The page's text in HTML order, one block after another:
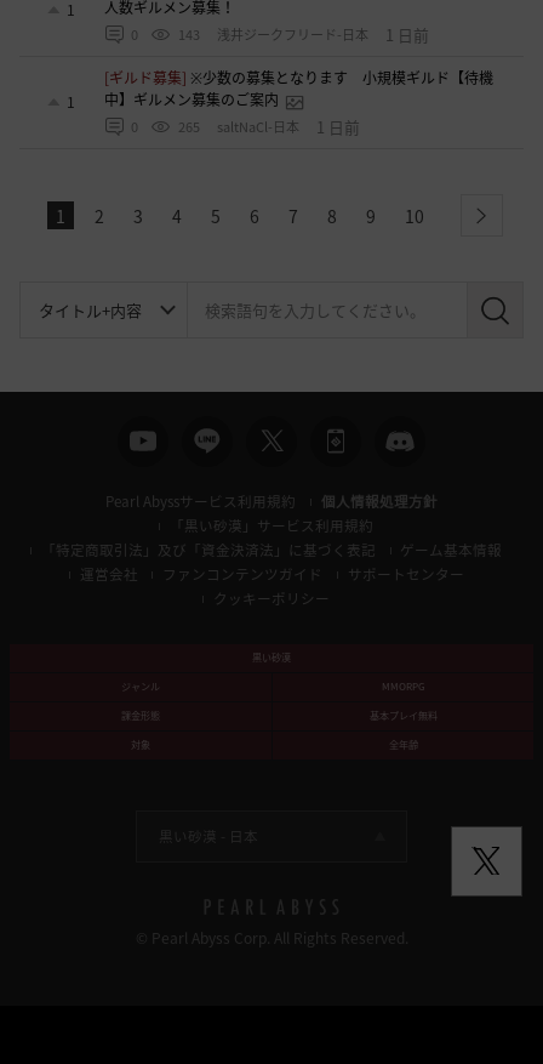
1
人数ギルメン募集！
0 143 浅井ジークフリード-日本 1 日前
1
[ギルド募集] ※少数の募集となります 小規模ギルド【待機
中】ギルメン募集のご案内
0 265 saltNaCl-日本 1 日前
1 2 3 4 5 6 7 8 9 10 next
検
Pearl Abyssサービス利用規約
個人情報処理方針
「黒い砂漠」サービス利用規約
「特定商取引法」及び「資金決済法」に基づく表記
ゲーム基本情報
運営会社
ファンコンテンツガイド
サポートセンター
クッキーポリシー
黒い砂漠
ジャンル
MMORPG
課金形態
基本プレイ無料
対象
全年齢
黒い砂漠 - 日本
© Pearl Abyss Corp. All Rights Reserved.